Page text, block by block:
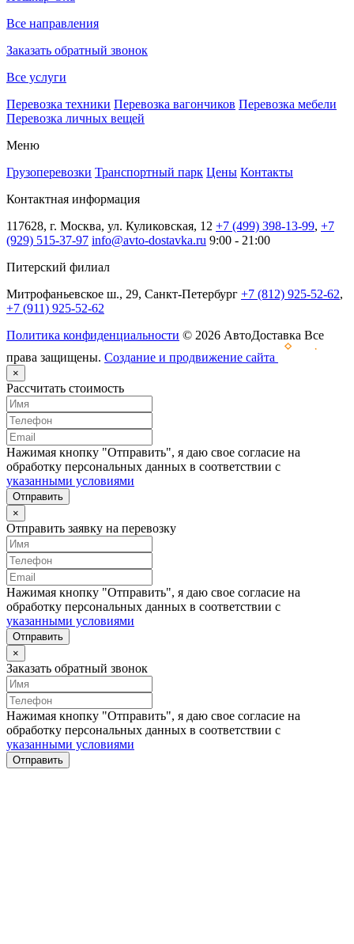
Все направления
Заказать обратный звонок
Все услуги
Перевозка техники Перевозка вагончиков Перевозка мебели
Перевозка личных вещей
Меню
Грузоперевозки Транспортный парк Цены Контакты
Контактная информация
117628, г. Москва, ул. Куликовская, 12 +7 (499) 398-13-99, +7
(929) 515-37-97 info@avto-dostavka.ru 9:00 - 21:00
Питерский филиал
Митрофаньевское ш., 29, Санкт-Петербург +7 (812) 925-52-62,
+7 (911) 925-52-62
Политика конфиденциальности © 2026 АвтоДоставка Все
права защищены. Создание и продвижение сайта
×
Рассчитать стоимость
Нажимая кнопку "Отправить", я даю свое согласие на
обработку персональных данных в соответствии с
указанными условиями
Отправить
×
Отправить заявку на перевозку
Нажимая кнопку "Отправить", я даю свое согласие на
обработку персональных данных в соответствии с
указанными условиями
Отправить
×
Заказать обратный звонок
Нажимая кнопку "Отправить", я даю свое согласие на
обработку персональных данных в соответствии с
указанными условиями
Отправить